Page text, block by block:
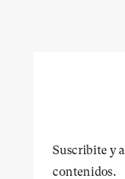
Suscribite y
contenidos.